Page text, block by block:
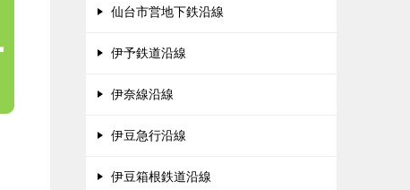
仙台市営地下鉄沿線
伊予鉄道沿線
伊奈線沿線
伊豆急行沿線
伊豆箱根鉄道沿線